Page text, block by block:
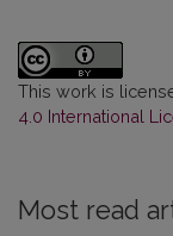
This work is
4.0 International
Most read